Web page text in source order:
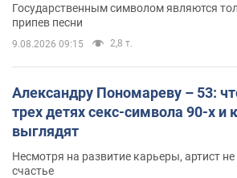
Государственным символом являются
припев песни
9.08.2026 09:15 2,8 т.
Александру Пономареву – 53:
трех детях секс-символа 90-х и
выглядят
Несмотря на развитие карьеры, артист
счастье